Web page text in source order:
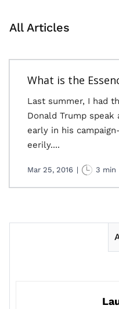
All Articles
What is the
Last summer, I had
Donald Trump speak
early in his
eerily....
Mar 25, 2016 | 3 min